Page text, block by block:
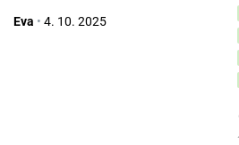
Eva • 4. 10. 2025